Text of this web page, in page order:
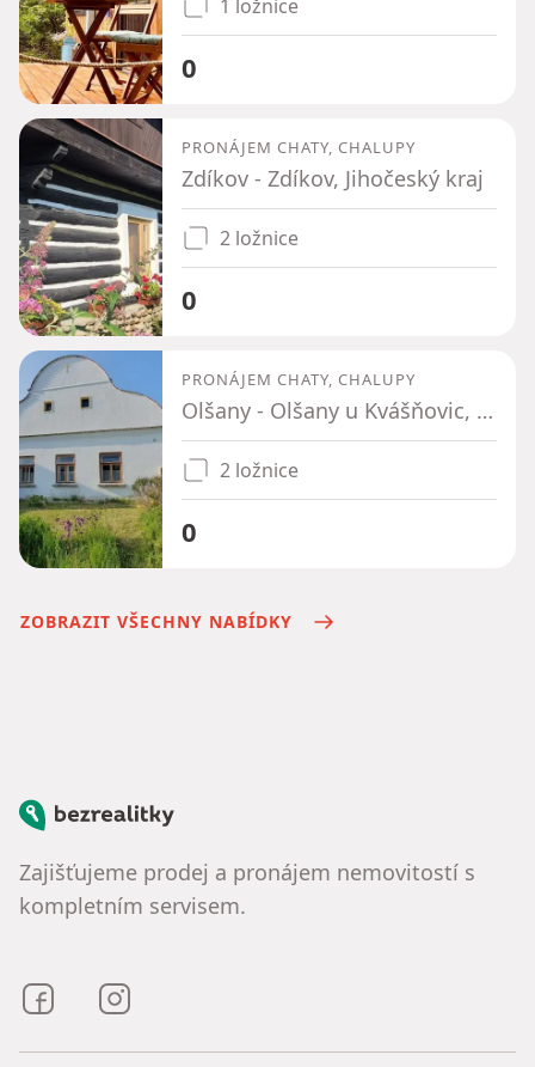
1 ložnice
0
PRONÁJEM CHATY, CHALUPY
Zdíkov - Zdíkov, Jihočeský kraj
2 ložnice
0
PRONÁJEM CHATY, CHALUPY
Olšany - Olšany u Kvášňovic, Plzeňský kraj
2 ložnice
0
ZOBRAZIT VŠECHNY NABÍDKY
Bezrealitky
Zajišťujeme prodej a pronájem nemovitostí s
kompletním servisem.
Bezrealitky na Facebooku